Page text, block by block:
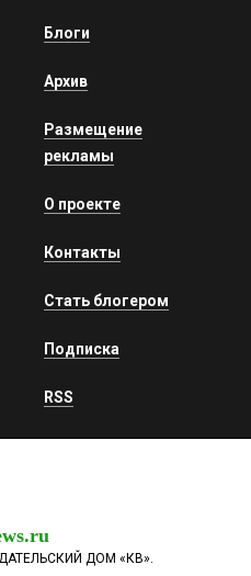
Блоги
Архив
Размещение
рекламы
О проекте
Контакты
Стать блогером
Подписка
RSS
ДОМ «КВ».